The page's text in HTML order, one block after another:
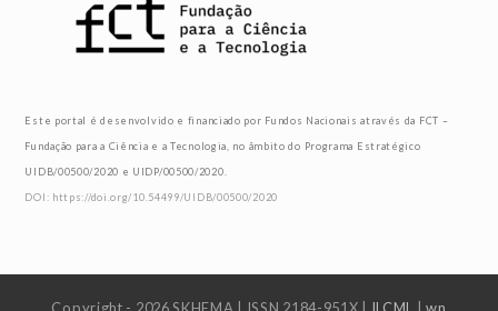
Este portal é desenvolvido e financiado por Fundos Nacionais através da FCT –
Fundação para a Ciência e a Tecnologia, no âmbito do Programa Estratégico
UIDB/00500/2020 e UIDP/00500/2020.
DOI: https://doi.org/10.54499/UIDB/00500/2020